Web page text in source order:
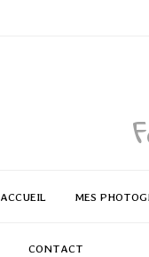
ACCUEIL MES
CONTACT